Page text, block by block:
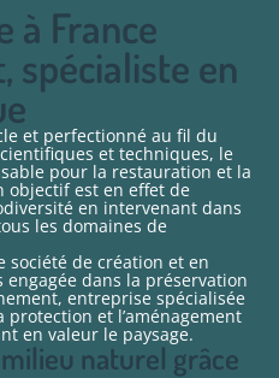
à France
spécialiste en
et perfectionné au fil du
et techniques, le
pour la restauration et la
objectif est en effet de
en intervenant dans
les domaines de
société de création et en
engagée dans la préservation
entreprise spécialisée
et l’aménagement
en valeur le paysage.
naturel grâce